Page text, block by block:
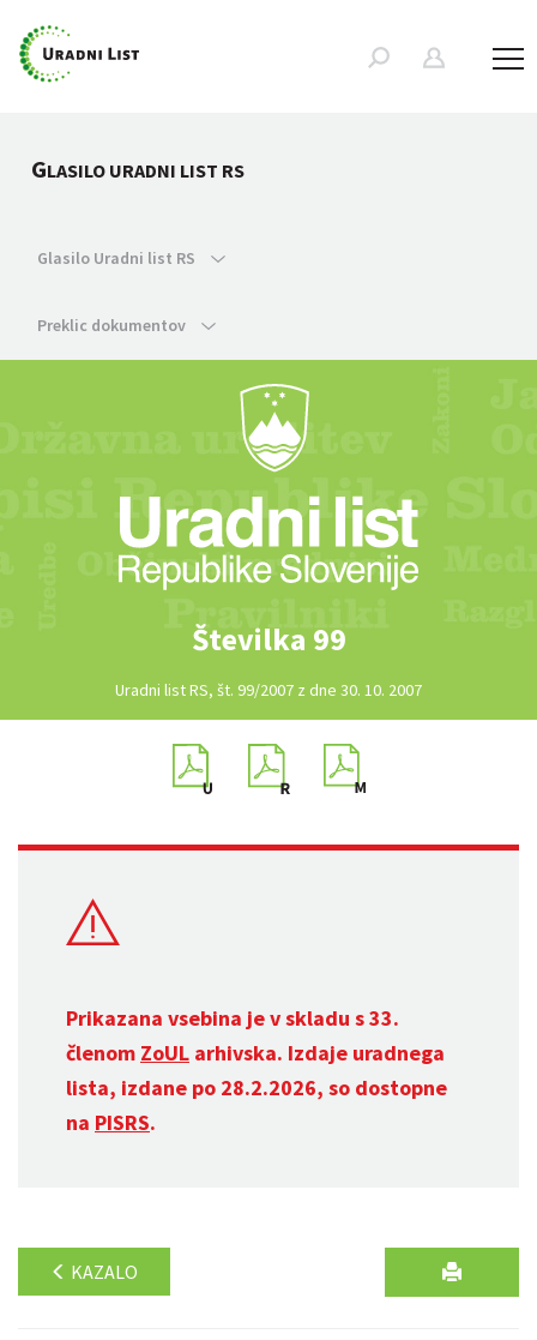
GLASILO URADNI LIST RS
Glasilo Uradni list RS
Preklic dokumentov
Številka 99
Uradni list RS, št. 99/2007 z dne 30. 10. 2007
Prikazana vsebina je v skladu s 33.
členom ZoUL arhivska. Izdaje uradnega
lista, izdane po 28.2.2026, so dostopne
na PISRS.
KAZALO